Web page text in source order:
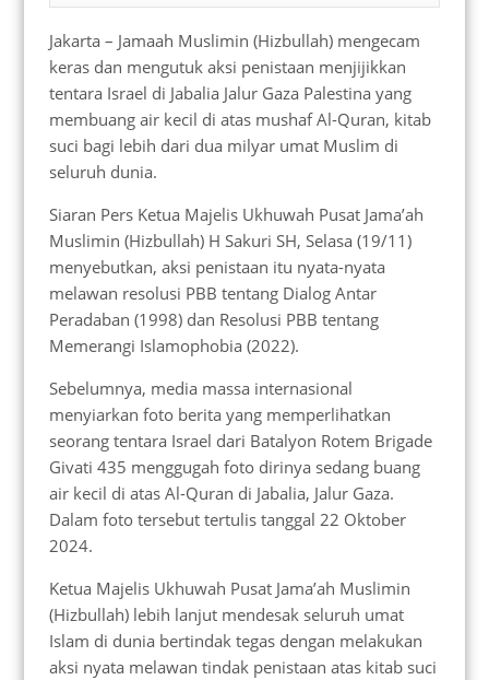
Jakarta – Jamaah Muslimin (Hizbullah) mengecam
keras dan mengutuk aksi penistaan menjijikkan
tentara Israel di Jabalia Jalur Gaza Palestina yang
membuang air kecil di atas mushaf Al-Quran, kitab
suci bagi lebih dari dua milyar umat Muslim di
seluruh dunia.
Siaran Pers Ketua Majelis Ukhuwah Pusat Jama’ah
Muslimin (Hizbullah) H Sakuri SH, Selasa (19/11)
menyebutkan, aksi penistaan itu nyata-nyata
melawan resolusi PBB tentang Dialog Antar
Peradaban (1998) dan Resolusi PBB tentang
Memerangi Islamophobia (2022).
Sebelumnya, media massa internasional
menyiarkan foto berita yang memperlihatkan
seorang tentara Israel dari Batalyon Rotem Brigade
Givati 435 menggugah foto dirinya sedang buang
air kecil di atas Al-Quran di Jabalia, Jalur Gaza.
Dalam foto tersebut tertulis tanggal 22 Oktober
2024.
Ketua Majelis Ukhuwah Pusat Jama’ah Muslimin
(Hizbullah) lebih lanjut mendesak seluruh umat
Islam di dunia bertindak tegas dengan melakukan
aksi nyata melawan tindak penistaan atas kitab suci